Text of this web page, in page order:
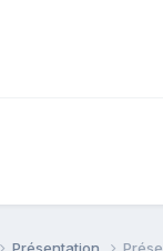
Présentation